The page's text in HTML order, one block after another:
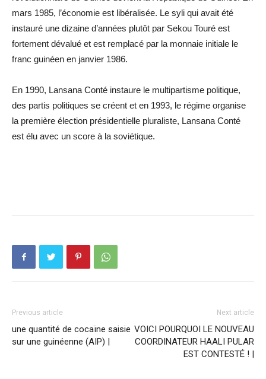
mars 1985, l’économie est libéralisée. Le syli qui avait été
instauré une dizaine d’années plutôt par Sekou Touré est
fortement dévalué et est remplacé par la monnaie initiale le
franc guinéen en janvier 1986.
En 1990, Lansana Conté instaure le multipartisme politique,
des partis politiques se créent et en 1993, le régime organise
la première élection présidentielle pluraliste, Lansana Conté
est élu avec un score à la soviétique.
Previous article
une quantité de cocaïne saisie
sur une guinéenne (AIP) |
Next article
VOICI POURQUOI LE NOUVEAU
COORDINATEUR HAALI PULAR
EST CONTESTÉ ! |